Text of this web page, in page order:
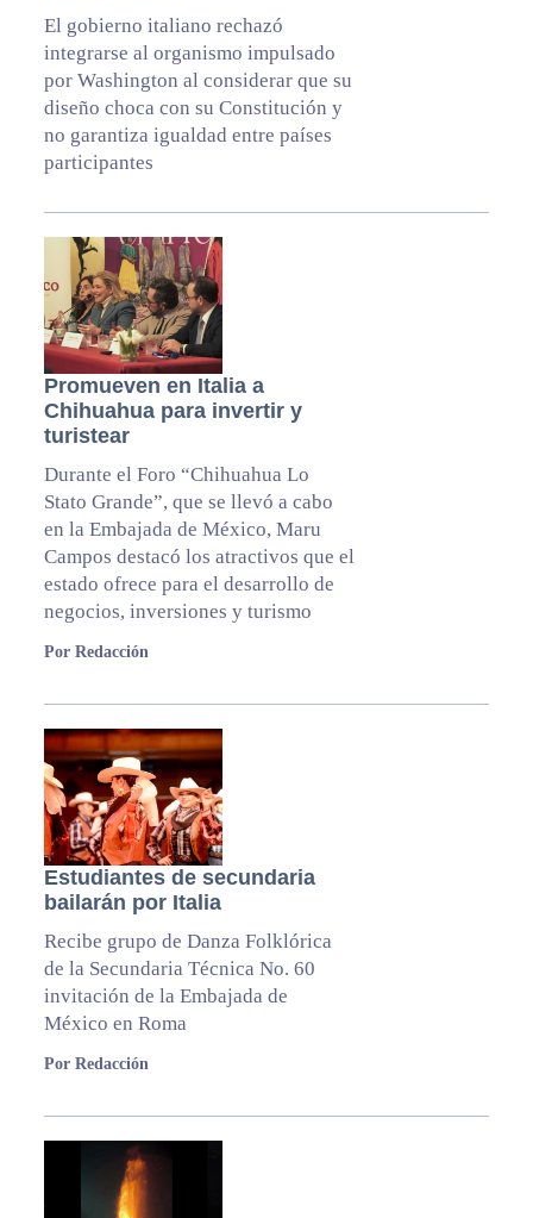
El gobierno italiano rechazó
integrarse al organismo impulsado
por Washington al considerar que su
diseño choca con su Constitución y
no garantiza igualdad entre países
participantes
Promueven en Italia a
Chihuahua para invertir y
turistear
Durante el Foro “Chihuahua Lo
Stato Grande”, que se llevó a cabo
en la Embajada de México, Maru
Campos destacó los atractivos que el
estado ofrece para el desarrollo de
negocios, inversiones y turismo
Por Redacción
Estudiantes de secundaria
bailarán por Italia
Recibe grupo de Danza Folklórica
de la Secundaria Técnica No. 60
invitación de la Embajada de
México en Roma
Por Redacción